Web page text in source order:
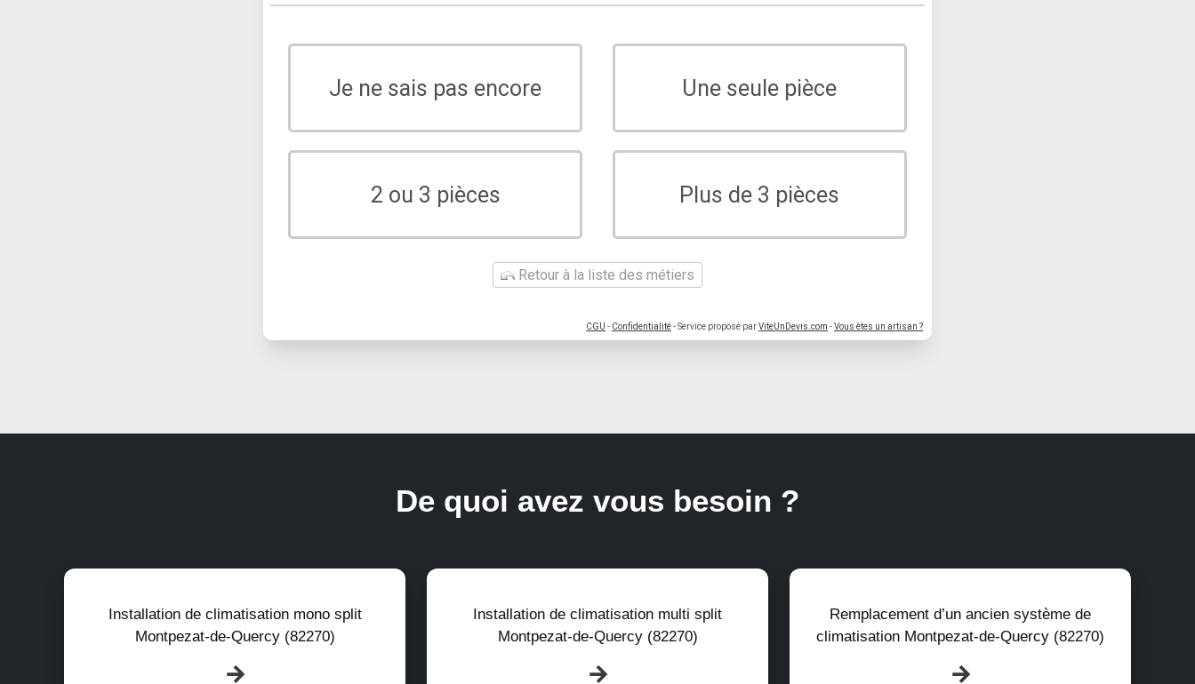
Je ne sais pas encore Une seule pièce
2 ou 3 pièces Plus de 3 pièces
Retour à la liste des métiers
CGU - Confidentialité- Service proposé parViteUnDevis.com -Vous êtes un artisan ?
De quoi avez vous besoin ?
Installation de climatisation mono split
Montpezat-de-Quercy (82270)
Installation de climatisation multi split
Montpezat-de-Quercy (82270)
Remplacement d’un ancien système de
climatisation Montpezat-de-Quercy (82270)